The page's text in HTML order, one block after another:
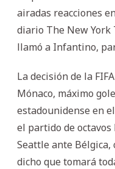
airadas reacciones
diario The New York
llamó a Infantino,
La decisión de la
Mónaco, máximo
estadounidense en
el partido de octavos
Seattle ante Bélgica,
dicho que tomará